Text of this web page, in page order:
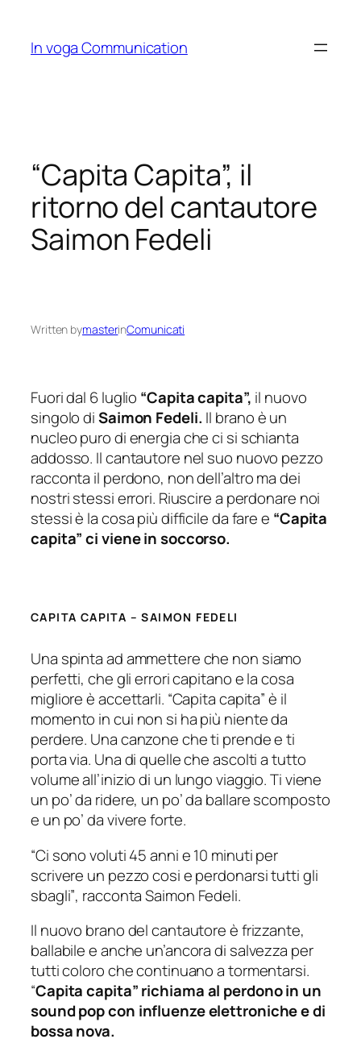
content
In voga Communication
“Capita Capita”, il
ritorno del cantautore
Saimon Fedeli
Written bymasterinComunicati
Fuori dal 6 luglio “Capita capita”, il nuovo
singolo diSaimon Fedeli. Il brano è un
nucleo puro di energia che ci si schianta
addosso. Il cantautore nel suo nuovo pezzo
racconta il perdono, non dell’altro ma dei
nostri stessi errori. Riuscire a perdonare noi
stessi è la cosa più difficile da fare e “Capita
capita” ci viene in soccorso.
CAPITA CAPITA – SAIMON FEDELI
Una spinta ad ammettere che non siamo
perfetti, che gli errori capitano e la cosa
migliore è accettarli. “Capita capita” è il
momento in cui non si ha più niente da
perdere. Una canzone che ti prende e ti
porta via. Una di quelle che ascolti a tutto
volume all’inizio di un lungo viaggio. Ti viene
un po’ da ridere, un po’ da ballare scomposto
e un po’ da vivere forte.
“Ci sono voluti 45 anni e 10 minuti per
scrivere un pezzo cosi e perdonarsi tutti gli
sbagli”, racconta Saimon Fedeli.
Il nuovo brano del cantautore è frizzante,
ballabile e anche un’ancora di salvezza per
tutti coloro che continuano a tormentarsi.
“Capita capita” richiama al perdono in un
sound pop con influenze elettroniche e di
bossa nova.